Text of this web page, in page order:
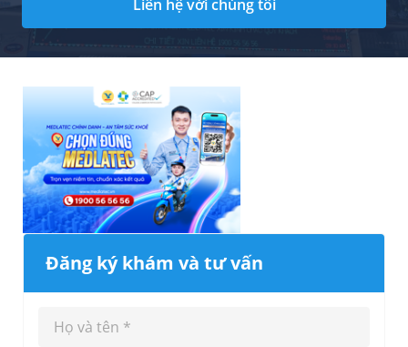
Liên hệ với chúng tôi
Đăng ký khám và tư vấn